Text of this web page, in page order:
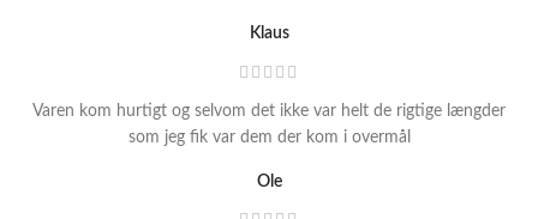
Klaus
Varen kom hurtigt og selvom det ikke var helt de rigtige længder
som jeg fik var dem der kom i overmål
Ole